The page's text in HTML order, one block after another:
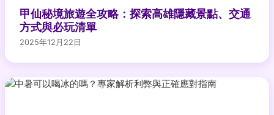
甲仙秘境旅遊全攻略：探索高雄隱藏景點、交通
方式與必玩清單
2025年12月22日